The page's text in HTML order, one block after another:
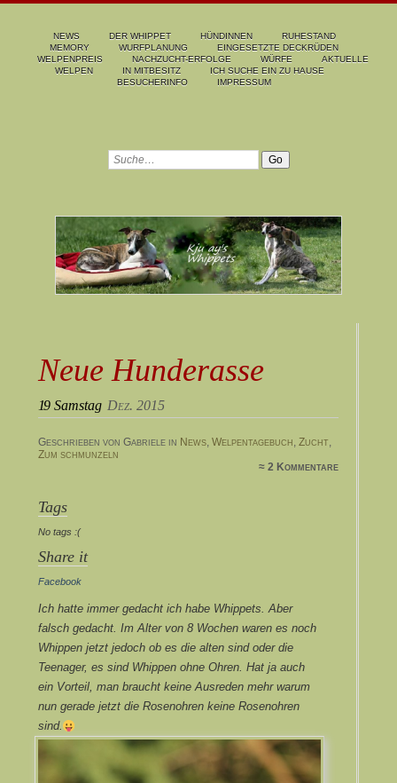
NEWS DER WHIPPET HÜNDINNEN
RUHESTAND
MEMORY
WURFPLANUNG
EINGESETZTE DECKRÜDEN
WELPENPREIS
NACHZUCHT-ERFOLGE WÜRFE
AKTUELLE
WELPEN
IN MITBESITZ
ICH SUCHE EIN ZU HAUSE
BESUCHERINFO
IMPRESSUM
Neue Hunderasse
19 Samstag Dez. 2015
Geschrieben von Gabriele in News, Welpentagebuch, Zucht,
Zum schmunzeln
≈ 2 Kommentare
Tags
No tags :(
Share it
Facebook
Ich hatte immer gedacht ich habe Whippets. Aber
falsch gedacht. Im Alter von 8 Wochen waren es noch
Whippen jetzt jedoch ob es die alten sind oder die
Teenager, es sind Whippen ohne Ohren. Hat ja auch
ein Vorteil, man braucht keine Ausreden mehr warum
nun gerade jetzt die Rosenohren keine Rosenohren
sind.